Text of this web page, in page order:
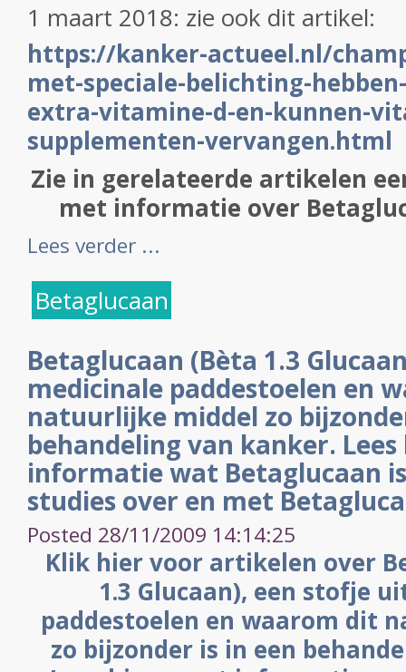
1 maart 2018: zie ook dit artikel:
https://kanker-actueel.nl/
met-speciale-belichting-
extra-vitamine-d-en-kunnen-
supplementen-vervangen.html
Zie in gerelateerde artikelen
met informatie over
Lees verder ...
Betaglucaan
Betaglucaan (Bèta 1.3
medicinale paddestoelen en
natuurlijke middel zo
behandeling van kanker.
informatie wat Betaglucaan
studies over en met
Posted 28/11/2009 14:14:25
Klik hier voor artikelen over
1.3 Glucaan), een stofje
paddestoelen en waarom dit
zo bijzonder is in een